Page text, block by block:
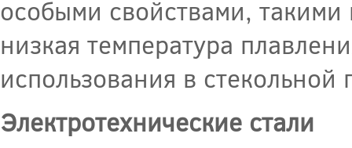
особыми свойствами, такими
низкая температура
использования в
Электротехнические стали